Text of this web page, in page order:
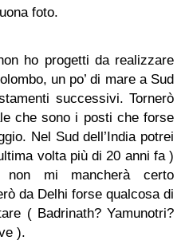
foto.
ho progetti da realizzare
un po’ di mare a Sud
successivi. Tornerò
che sono i posti che forse
Nel Sud dell’India potrei
volta più di 20 anni fa )
mi mancherà certo
da Delhi forse qualcosa di
( Badrinath? Yamunotri?
).